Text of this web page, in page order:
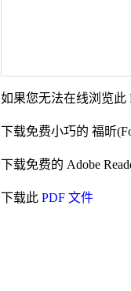
如果您无法在线浏览此
下载免费小巧的 福昕
下载免费的 Adobe
下载此 PDF 文件